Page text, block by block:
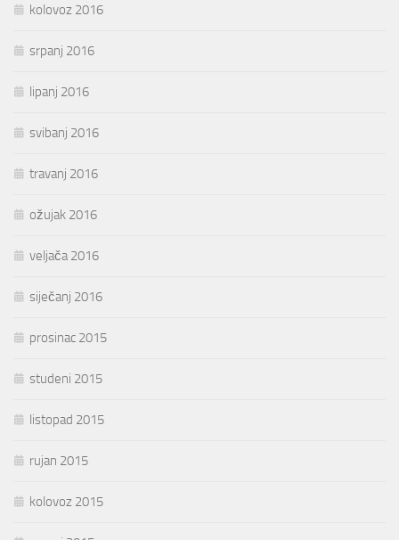
kolovoz 2016
srpanj 2016
lipanj 2016
svibanj 2016
travanj 2016
ožujak 2016
veljača 2016
siječanj 2016
prosinac 2015
studeni 2015
listopad 2015
rujan 2015
kolovoz 2015